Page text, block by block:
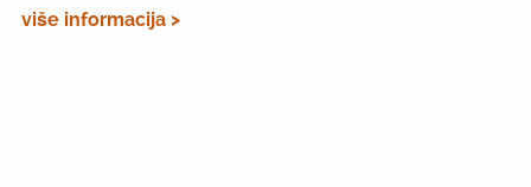
više informacija >